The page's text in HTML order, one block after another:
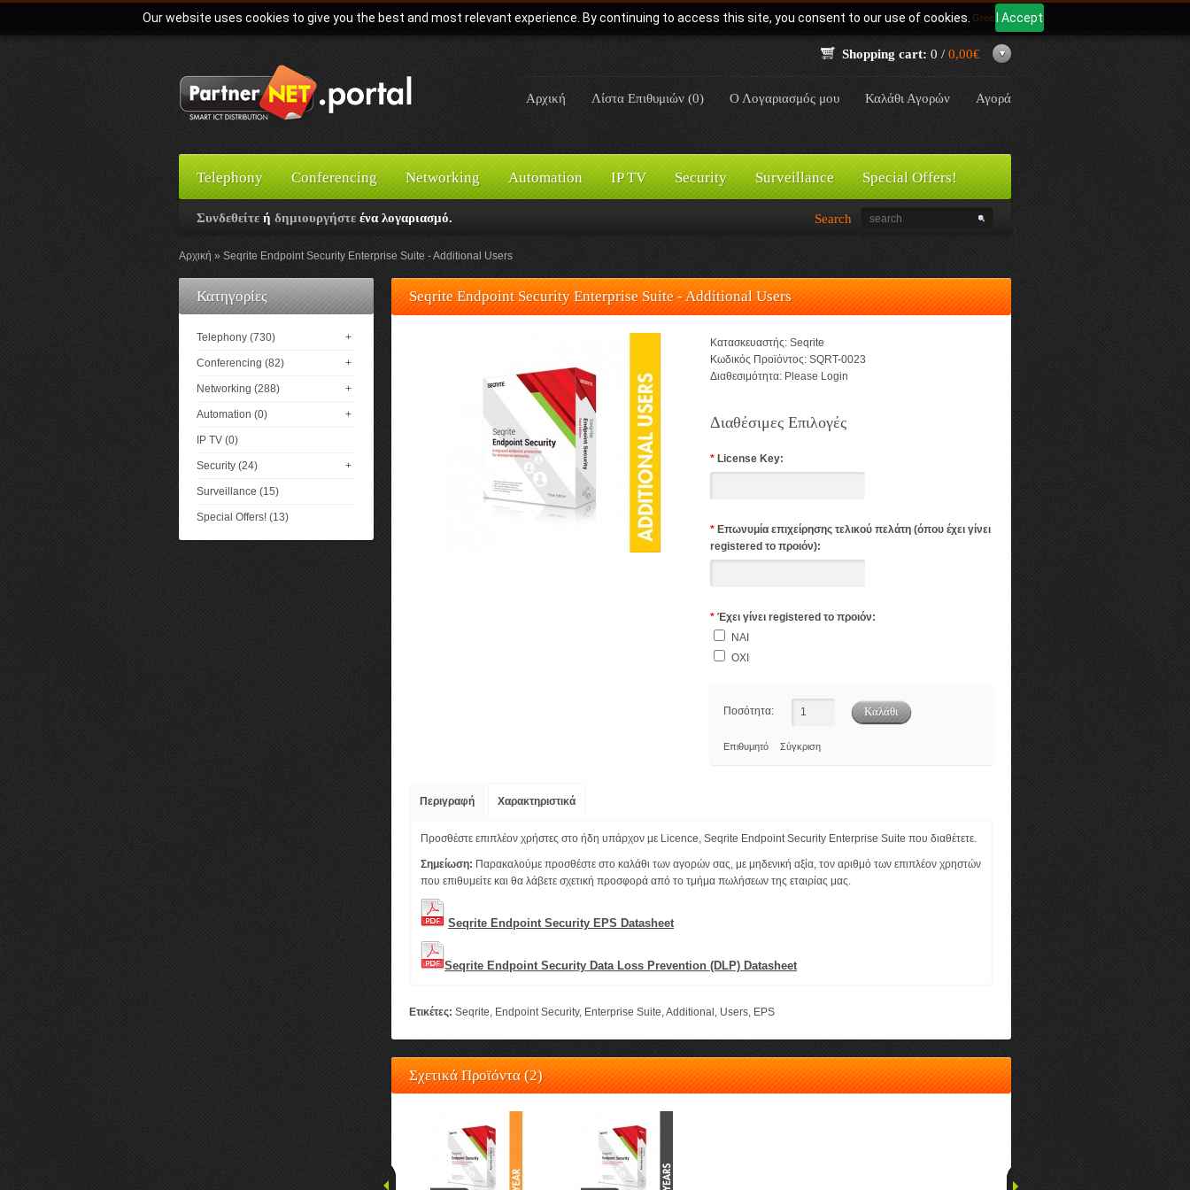
Our website uses cookies to give you the best and most relevant experience. By continuing to access this site, you consent to our use of cookies. I Accept
Γλώσσα: Greek
Shopping cart: 0 / 0,00€
Αρχική Λίστα Επιθυμιών (0) Ο Λογαριασμός μου Καλάθι Αγορών Αγορά
Telephony Conferencing Networking Automation IP TV Security Surveillance Special Offers!
Συνδεθείτε ή δημιουργήστε ένα λογαριασμό. Search
Αρχική Seqrite Endpoint Security Enterprise Suite - Additional Users
Κατηγορίες
Telephony (730) +
Conferencing (82) +
Networking (288) +
Automation (0) +
IP TV (0)
Security (24) +
Surveillance (15)
Special Offers! (13)
Seqrite Endpoint Security Enterprise Suite - Additional Users
Κατασκευαστής: Seqrite
Κωδικός Προϊόντος: SQRT-0023
Διαθεσιμότητα: Please Login
Διαθέσιμες Επιλογές
* License Key:
* Επωνυμία επιχείρησης τελικού πελάτη (όπου έχει γίνει
registered το προιόν):
* Έχει γίνει registered το προιόν:
ΝΑΙ
ΟΧΙ
Ποσότητα:
Επιθυμητό Σύγκριση
Περιγραφή Χαρακτηριστικά
Προσθέστε επιπλέον χρήστες στο ήδη υπάρχον με Licence, Seqrite Endpoint Security Enterprise Suite που διαθέτετε.
Σημείωση: Παρακαλούμε προσθέστε στο καλάθι των αγορών σας, με μηδενική αξία, τον αριθμό των επιπλέον χρηστών
που επιθυμείτε και θα λάβετε σχετική προσφορά από το τμήμα πωλήσεων της εταιρίας μας.
Seqrite Endpoint Security EPS Datasheet
Seqrite Endpoint Security Data Loss Prevention (DLP) Datasheet
Ετικέτες: Seqrite, Endpoint Security, Enterprise Suite,Additional , Users, EPS
Σχετικά Προϊόντα (2)